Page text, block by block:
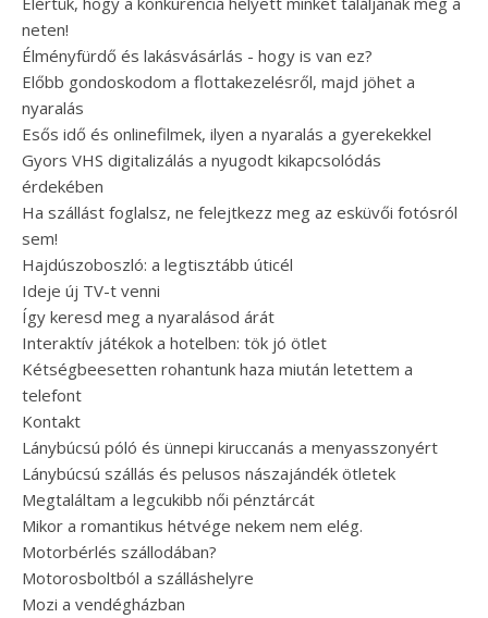
neten!
Élményfürdő és lakásvásárlás - hogy is van ez?
Előbb gondoskodom a flottakezelésről, majd jöhet a
nyaralás
Esős idő és onlinefilmek, ilyen a nyaralás a gyerekekkel
Gyors VHS digitalizálás a nyugodt kikapcsolódás
érdekében
Ha szállást foglalsz, ne felejtkezz meg az esküvői fotósról
sem!
Hajdúszoboszló: a legtisztább úticél
Ideje új TV-t venni
Így keresd meg a nyaralásod árát
Interaktív játékok a hotelben: tök jó ötlet
Kétségbeesetten rohantunk haza miután letettem a
telefont
Kontakt
Lánybúcsú póló és ünnepi kiruccanás a menyasszonyért
Lánybúcsú szállás és pelusos nászajándék ötletek
Megtaláltam a legcukibb női pénztárcát
Mikor a romantikus hétvége nekem nem elég.
Motorbérlés szállodában?
Motorosboltból a szálláshelyre
Mozi a vendégházban